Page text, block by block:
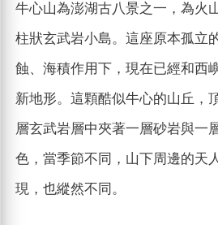
牛心山為澎湖古八景之一，為火
柱狀玄武岩小島。這座原本孤立
蝕、海積作用下，現在已經和西
新地形。這顆酷似牛心的山丘，
層玄武岩層中夾著一層砂岩與一
色，當季節不同，山下周邊的天
現，也縱然不同。